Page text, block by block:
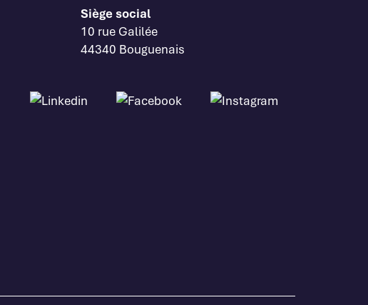
Siège social
10 rue Galilée
44340 Bouguenais